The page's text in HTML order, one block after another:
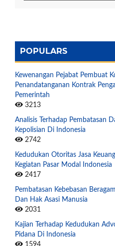
POPULARS
Kewenangan Pejabat Pembuat
Penandatanganan Kontrak
Pemerintah
3213
Analisis Terhadap Pembatasan
Kepolisian Di Indonesia
2742
Kedudukan Otoritas Jasa
Kegiatan Pasar Modal Indonesia
2417
Pembatasan Kebebasan
Dan Hak Asasi Manusia
2031
Kajian Terhadap Kedudukan
Pidana Di Indonesia